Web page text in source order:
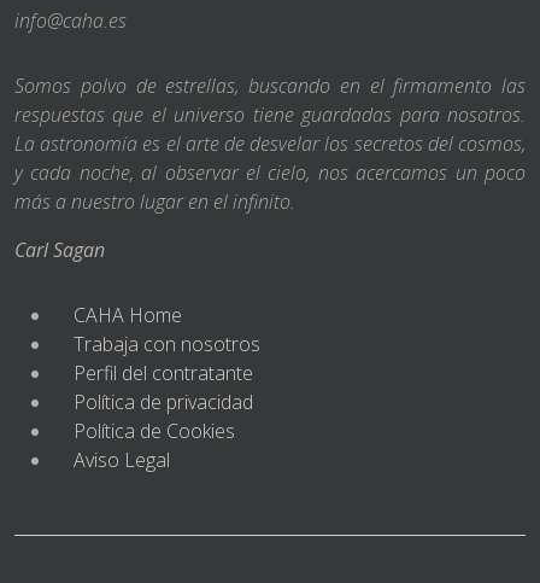
info@caha.es
Somos polvo de estrellas, buscando en el firmamento las
respuestas que el universo tiene guardadas para nosotros.
La astronomía es el arte de desvelar los secretos del cosmos,
y cada noche, al observar el cielo, nos acercamos un poco
más a nuestro lugar en el infinito.
Carl Sagan
CAHA Home
Trabaja con nosotros
Perfil del contratante
Política de privacidad
Política de Cookies
Aviso Legal